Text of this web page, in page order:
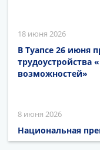
18 июня 2026
В Туапсе 26 июня
трудоустройства
возможностей»
8 июня 2026
Национальная